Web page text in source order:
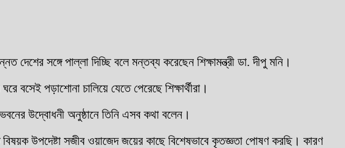
সঙ্গে পাল্লা দিচ্ছি বলে মন্তব্য করেছেন শিক্ষামন্ত্রী ডা. দীপু মনি।
পড়াশোনা চালিয়ে যেতে পেরেছে শিক্ষার্থীরা।
উদ্বোধনী অনুষ্ঠানে তিনি এসব কথা বলেন।
বিষয়ক উপদেষ্টা সজীব ওয়াজেদ জয়ের কাছে বিশেষভাবে কৃতজ্ঞতা পোষণ করছি। কারণ